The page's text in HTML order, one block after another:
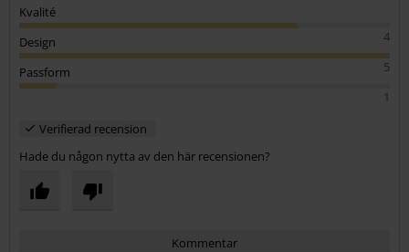
Kvalité
4
Design
5
Passform
1
Verifierad recension
Hade du någon nytta av den här recensionen?
Kommentar